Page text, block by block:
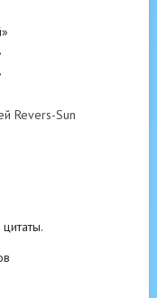
Revers-Sun